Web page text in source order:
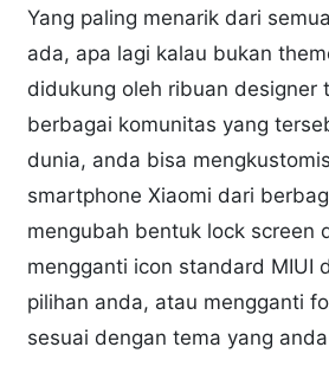
Yang paling menarik dari
ada, apa lagi kalau bukan
didukung oleh ribuan designer
berbagai komunitas yang
dunia, anda bisa
smartphone Xiaomi dari
mengubah bentuk lock screen
mengganti icon standard MIUI
pilihan anda, atau mengganti
sesuai dengan tema yang